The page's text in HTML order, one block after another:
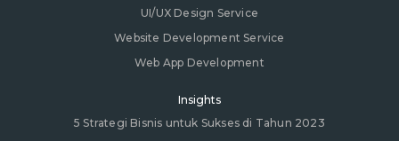
UI/UX Design Service
Website Development Service
Web App Development
Insights
5 Strategi Bisnis untuk Sukses di Tahun 2023